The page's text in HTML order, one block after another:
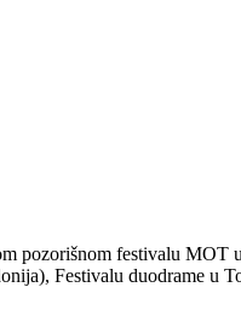
pozorišnom festivalu
Festivalu duodrame